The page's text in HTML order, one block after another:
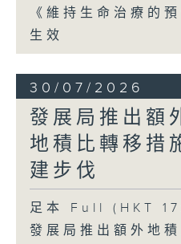
《維持生命治療的
生效
30/07/2026
發展局推出額
地積比轉移措
建步伐
足本 Full (HKT
發展局推出額外地